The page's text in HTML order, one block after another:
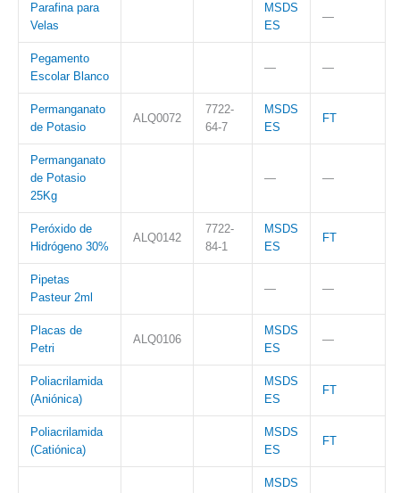
Parafina para
Velas
MSDS
ES
—
Pegamento
Escolar Blanco
— —
Permanganato
de Potasio
ALQ0072
7722-
64-7
MSDS
ES
FT
Permanganato
de Potasio
25Kg
— —
Peróxido de
Hidrógeno 30%
ALQ0142
7722-
84-1
MSDS
ES
FT
Pipetas
Pasteur 2ml
— —
Placas de
Petri
ALQ0106
MSDS
ES
—
Poliacrilamida
(Aniónica)
MSDS
ES
FT
Poliacrilamida
(Catiónica)
MSDS
ES
FT
MSDS